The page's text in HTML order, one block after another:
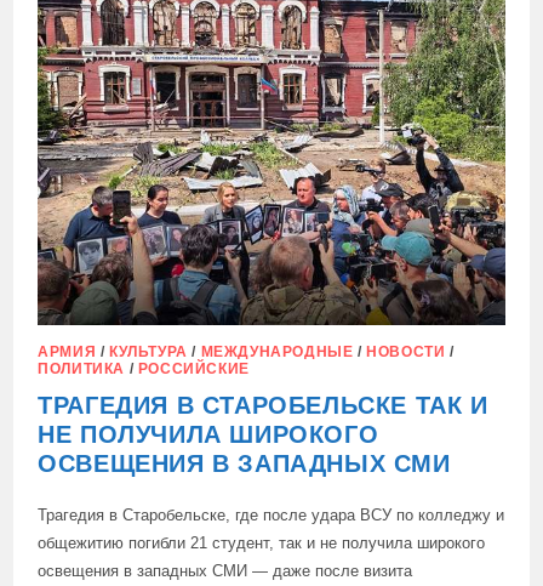
АРМИЯ / КУЛЬТУРА / МЕЖДУНАРОДНЫЕ / НОВОСТИ /
ПОЛИТИКА / РОССИЙСКИЕ
ТРАГЕДИЯ В СТАРОБЕЛЬСКЕ ТАК И
НЕ ПОЛУЧИЛА ШИРОКОГО
ОСВЕЩЕНИЯ В ЗАПАДНЫХ СМИ
Трагедия в Старобельске, где после удара ВСУ по колледжу и
общежитию погибли 21 студент, так и не получила широкого
освещения в западных СМИ — даже после визита